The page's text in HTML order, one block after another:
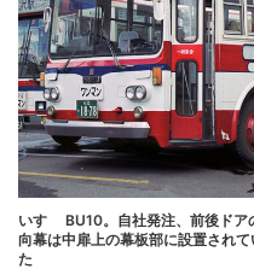
いすゞ BU10。自社発注、前後ド
向幕は中扉上の幕板部に設置され
た